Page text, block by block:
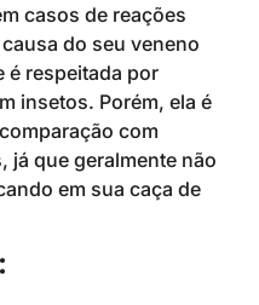
casos de reações
do seu veneno
é respeitada por
insetos. Porém, ela é
com
já que geralmente não
em sua caça de